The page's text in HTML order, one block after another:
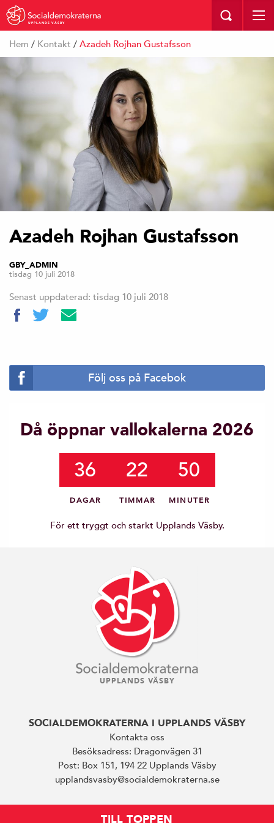
UPPLANDS VÄSBY
Hem / Kontakt / Azadeh Rojhan Gustafsson
Azadeh Rojhan Gustafsson
GBY_ADMIN
tisdag 10 juli 2018
Senast uppdaterad: tisdag 10 juli 2018
Följ oss på Facebok
Då öppnar vallokalerna 2026
36 22 50
DAGAR TIMMAR MINUTER
För ett tryggt och starkt Upplands Väsby.
UPPLANDS VÄSBY
SOCIALDEMOKRATERNA I UPPLANDS VÄSBY
Kontakta oss
Besöksadress: Dragonvägen 31
Post: Box 151, 194 22 Upplands Väsby
upplandsvasby@socialdemokraterna.se
TILL TOPPEN